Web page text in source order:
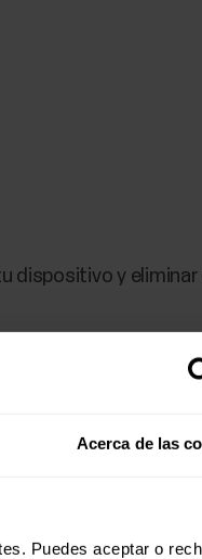
Acerca de las
Puedes aceptar o
dispositivo y